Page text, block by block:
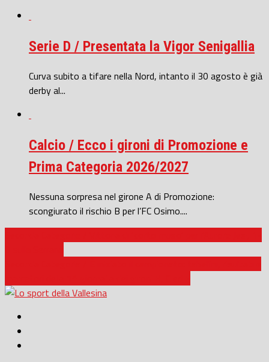
Serie D / Presentata la Vigor Senigallia
Curva subito a tifare nella Nord, intanto il 30 agosto è già
derby al...
Calcio / Ecco i gironi di Promozione e
Prima Categoria 2026/2027
Nessuna sorpresa nel girone A di Promozione:
scongiurato il rischio B per l’FC Osimo....